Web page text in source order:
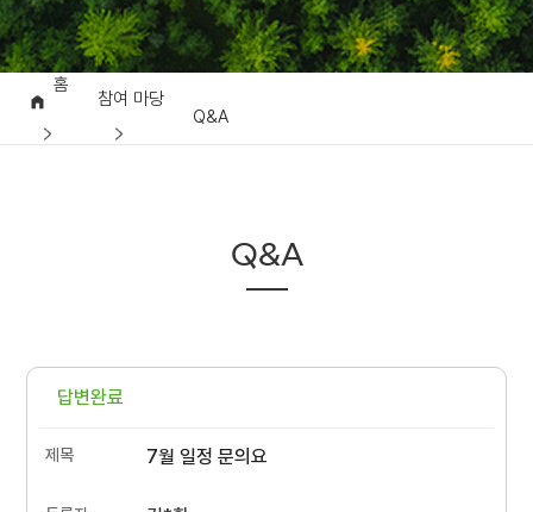
홈
참여 마당
Q&A
Q&A
답변완료
7월 일정 문의요